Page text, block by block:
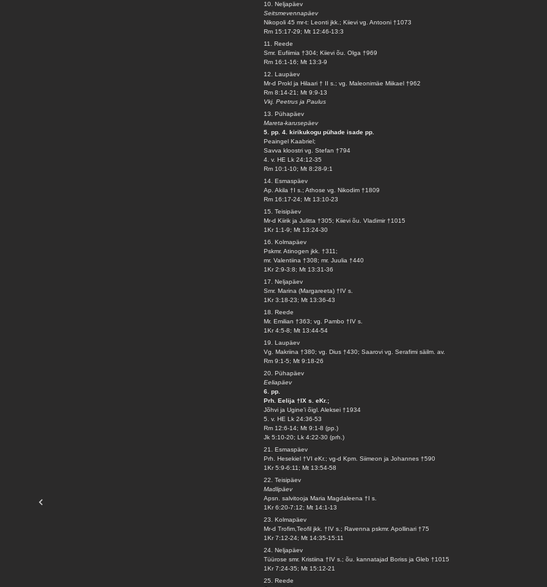
10. Neljapäev
Seitsmevennapäev
Nikopoli 45 mr-t: Leonti jkk.; Kiievi vg. Antooni †1073
Rm 15:17-29; Mt 12:46-13:3
11. Reede
Smr. Eufiimia †304; Kiievi õu. Olga †969
Rm 16:1-16; Mt 13:3-9
12. Laupäev
Mr-d Prokl ja Hilaari † II s.; vg. Maleonimäe Miikael †962
Rm 8:14-21; Mt 9:9-13
Vkj. Peetrus ja Paulus
13. Pühapäev
Mareta-karusepäev
5. pp. 4. kirikukogu pühade isade pp.
Peaingel Kaabriel;
Savva kloostri vg. Stefan †794
4. v. HE Lk 24:12-35
Rm 10:1-10; Mt 8:28-9:1
14. Esmaspäev
Ap. Akila †I s.; Athose vg. Nikodim †1809
Rm 16:17-24; Mt 13:10-23
15. Teisipäev
Mr-d Kiirik ja Julitta †305; Kiievi õu. Vladimir †1015
1Kr 1:1-9; Mt 13:24-30
16. Kolmapäev
Pskmr. Atinogen jkk. †311;
mr. Valentiina †308; mr. Juulia †440
1Kr 2:9-3:8; Mt 13:31-36
17. Neljapäev
Smr. Marina (Margareeta) †IV s.
1Kr 3:18-23; Mt 13:36-43
18. Reede
Mr. Emilian †363; vg. Pambo †IV s.
1Kr 4:5-8; Mt 13:44-54
19. Laupäev
Vg. Makriina †380; vg. Dius †430; Saarovi vg. Serafimi säilm. av.
Rm 9:1-5; Mt 9:18-26
20. Pühapäev
Eeliapäev
6. pp.
Prh. Eelija †IX s. eKr.;
Jõhvi ja Ugine’i õigl. Aleksei †1934
5. v. HE Lk 24:36-53
Rm 12:6-14; Mt 9:1-8 (pp.)
Jk 5:10-20; Lk 4:22-30 (prh.)
21. Esmaspäev
Prh. Hesekiel †VI eKr.; vg-d Kpm. Siimeon ja Johannes †590
1Kr 5:9-6:11; Mt 13:54-58
22. Teisipäev
Madlipäev
Apsn. salvitooja Maria Magdaleena †I s.
1Kr 6:20-7:12; Mt 14:1-13
23. Kolmapäev
Mr-d Trofim,Teofil jkk. †IV s.; Ravenna pskmr. Apollinari †75
1Kr 7:12-24; Mt 14:35-15:11
24. Neljapäev
Tüürose smr. Kristiina †IV s.; õu. kannatajad Boriss ja Gleb †1015
1Kr 7:24-35; Mt 15:12-21
25. Reede